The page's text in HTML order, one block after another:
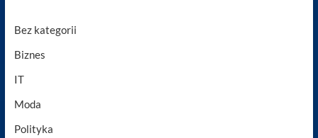
Bez kategorii
Biznes
IT
Moda
Polityka